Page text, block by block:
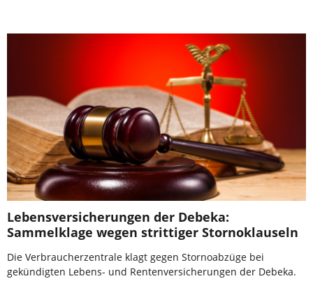
Lebensversicherungen der Debeka:
Sammelklage wegen strittiger Stornoklauseln
Die Verbraucherzentrale klagt gegen Stornoabzüge bei
gekündigten Lebens- und Rentenversicherungen der Debeka.